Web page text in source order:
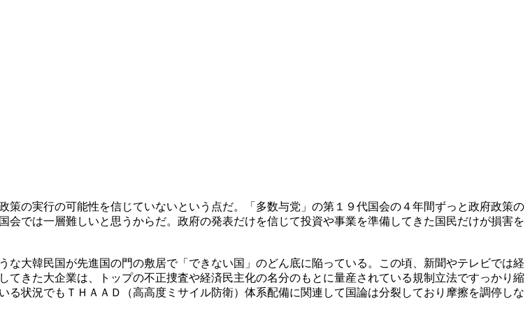
の実行の可能性を信じていないという点だ。「多数与党」の第１９代国会の４年間ずっと政府政策の
では一層難しいと思うからだ。政府の発表だけを信じて投資や事業を準備してきた国民だけが損害を
大韓民国が先進国の門の敷居で「できない国」のどん底に陥っている。この頃、新聞やテレビでは経
きた大企業は、トップの不正捜査や経済民主化の名分のもとに量産されている規制立法ですっかり縮
状況でもＴＨＡＡＤ（高高度ミサイル防衛）体系配備に関連して国論は分裂しており摩擦を調停しな